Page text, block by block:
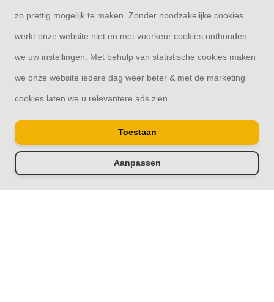
Overkapping33 | Thuis in overkappingen
zo prettig mogelijk te maken. Zonder noodzakelijke cookies
werkt onze website niet en met voorkeur cookies onthouden
we uw instellingen. Met behulp van statistische cookies maken
we onze website iedere dag weer beter & met de marketing
cookies laten we u relevantere ads zien.
Toestaan
Aanpassen